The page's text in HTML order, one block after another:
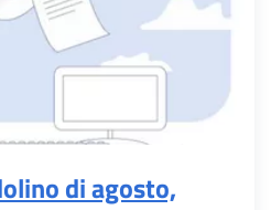
di agosto,